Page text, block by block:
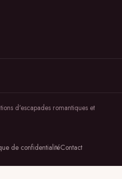
d'escapades romantiques et
de confidentialitéContact